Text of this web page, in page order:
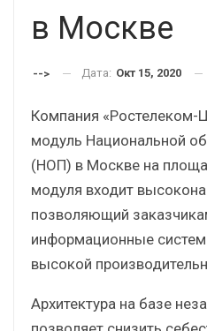
в Москве
--> Дата: Окт 15, 2020
Компания «Ростелеком-
модуль Национальной
(НОП) в Москве на
модуля входит
позволяющий
информационные
высокой
Архитектура на базе